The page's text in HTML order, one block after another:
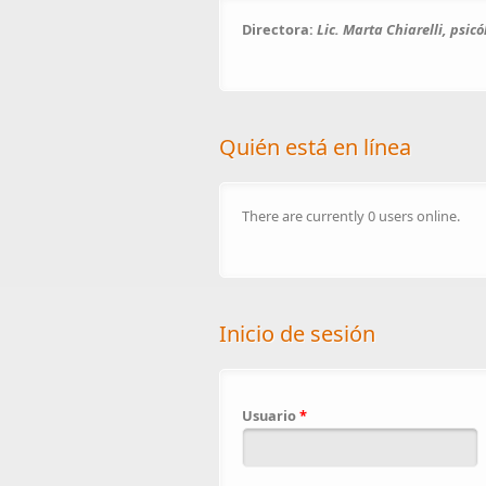
Directora: Lic. Marta Chiarelli,
Quién está en línea
There are currently 0 users online.
Inicio de sesión
Usuario*